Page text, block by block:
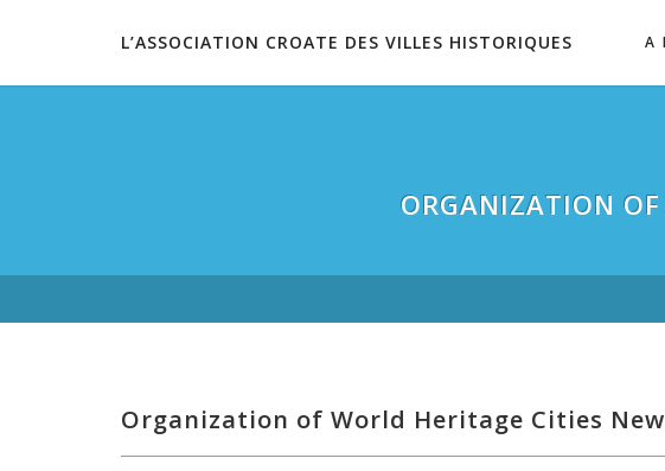
L’ASSOCIATION CROATE DES VILLES HISTORIQUES A
ORGANIZATION OF
Organization of World Heritage Cities